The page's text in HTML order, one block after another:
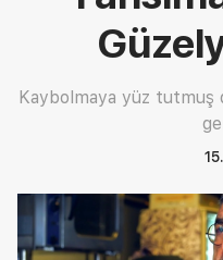
Kaybolmaya yüz